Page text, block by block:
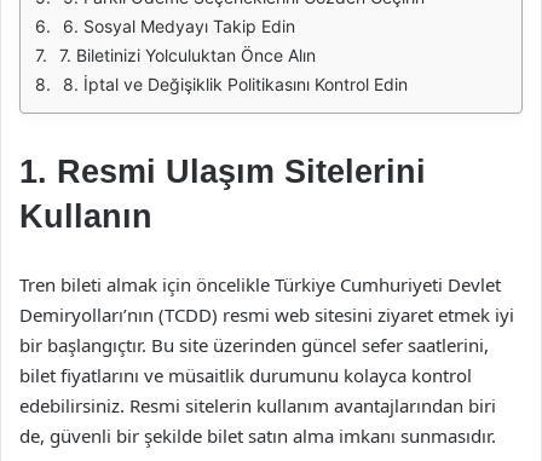
6. Sosyal Medyayı Takip Edin
7. Biletinizi Yolculuktan Önce Alın
8. İptal ve Değişiklik Politikasını Kontrol Edin
1. Resmi Ulaşım Sitelerini
Kullanın
Tren bileti almak için öncelikle Türkiye Cumhuriyeti Devlet
Demiryolları’nın (TCDD) resmi web sitesini ziyaret etmek iyi
bir başlangıçtır. Bu site üzerinden güncel sefer saatlerini,
bilet fiyatlarını ve müsaitlik durumunu kolayca kontrol
edebilirsiniz. Resmi sitelerin kullanım avantajlarından biri
de, güvenli bir şekilde bilet satın alma imkanı sunmasıdır.